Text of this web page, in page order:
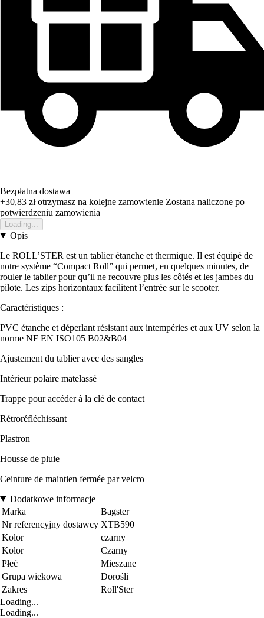
Bezpłatna dostawa
+30,83 złotrzymasz na kolejne zamowienie Zostana naliczone po
potwierdzeniu zamowienia
Loading...
Opis
Le ROLL’STER est un tablier étanche et thermique. Il est équipé de
notre système “Compact Roll” qui permet, en quelques minutes, de
rouler le tablier pour qu’il ne recouvre plus les côtés et les jambes du
pilote. Les zips horizontaux facilitent l’entrée sur le scooter.
Caractéristiques :
PVC étanche et déperlant résistant aux intempéries et aux UV selon la
norme NF EN ISO105 B02&B04
Ajustement du tablier avec des sangles
Intérieur polaire matelassé
Trappe pour accéder à la clé de contact
Rétroréfléchissant
Plastron
Housse de pluie
Ceinture de maintien fermée par velcro
Dodatkowe informacje
Marka
Bagster
Nr referencyjny dostawcy XTB590
Kolor
czarny
Kolor
Czarny
Płeć
Mieszane
Grupa wiekowa
Dorośli
Zakres
Roll'Ster
Loading...
Loading...